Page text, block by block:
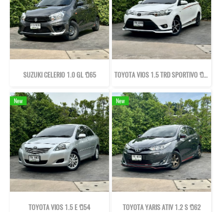
SUZUKI CELERIO 1.0 GL ปี65 TOYOTA VIOS 1.5 TRD SPORTIVO ปี57
New
TOYOTA VIOS 1.5 E ปี54
New
TOYOTA YARIS ATIV 1.2 S ปี62